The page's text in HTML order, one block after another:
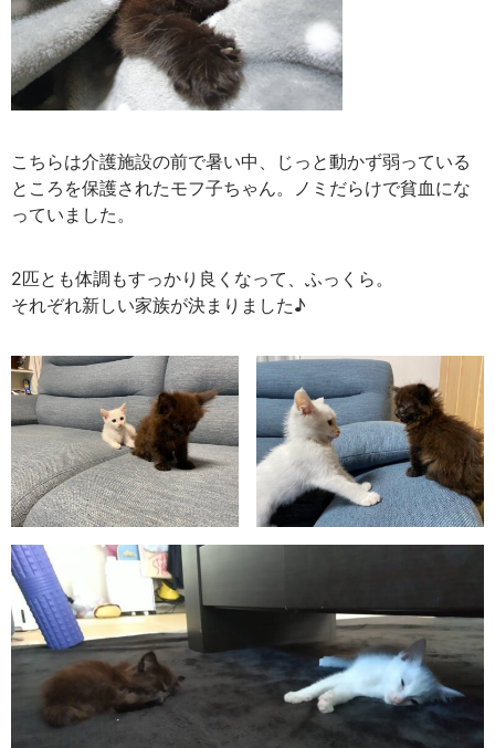
こちらは介護施設の前で暑い中、じっと動かず弱っている
ところを保護されたモフ子ちゃん。ノミだらけで貧血にな
っていました。
2匹とも体調もすっかり良くなって、ふっくら。
それぞれ新しい家族が決まりました♪